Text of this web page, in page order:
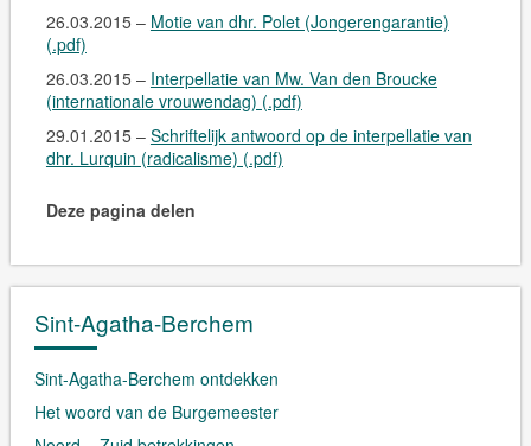
26.03.2015 – Motie van dhr. Polet (Jongerengarantie)
(.pdf)
26.03.2015 – Interpellatie van Mw. Van den Broucke
(internationale vrouwendag) (.pdf)
29.01.2015 – Schriftelijk antwoord op de interpellatie van
dhr. Lurquin (radicalisme) (.pdf)
Deze pagina delen
Sint-Agatha-Berchem
Sint-Agatha-Berchem ontdekken
Het woord van de Burgemeester